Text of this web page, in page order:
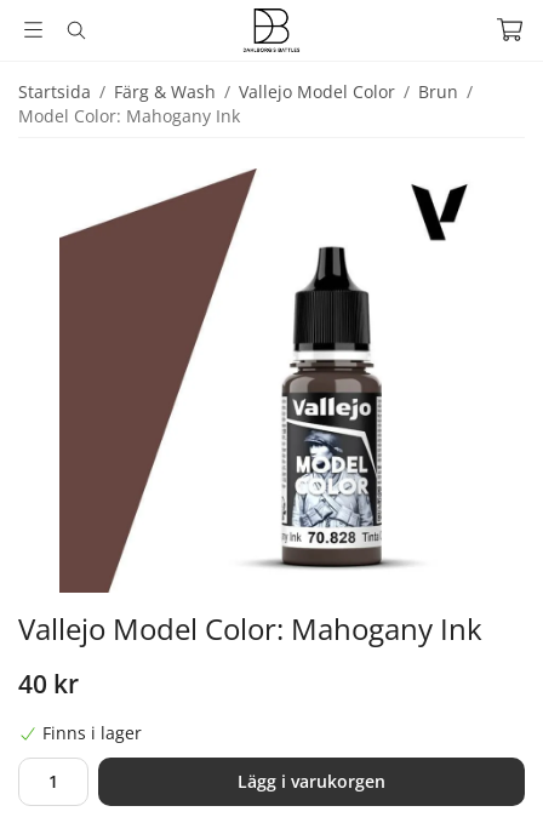
Startsida / Färg & Wash / Vallejo Model Color / Brun /
Model Color: Mahogany Ink
Vallejo Model Color: Mahogany Ink
40 kr
Finns i lager
Lägg i varukorgen